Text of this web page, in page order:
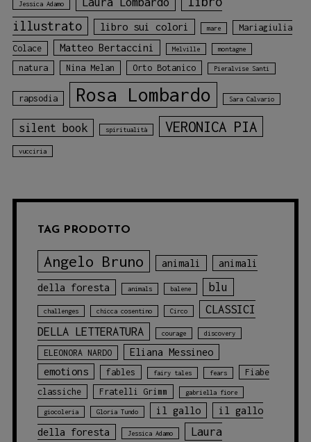
Jessica Adamo
illustrato
libro sui colori mare
Mariagiulia
Colace
Matteo Bertaccini Melville montagne
natura Nina Melan Orto Botanico Pieralvise Santi
rapsodia Rosa Lombardo Sara Calvario
silent book spiritualità VERONICA PIA
vucciria
TAG PRODOTTO
Angelo Bruno animali animali
della foresta animals balene blu
challenges chicca cosentino Circo
CLASSICI
DELLA LETTERATURA
courage discovery
ELEONORA NARDO
Eliana Messineo
emotions
fables fairy tales fears
Fiabe
classiche
Fratelli Grimm gabriella fiore
giocoleria Gloria Tundo il gallo
il gallo
della foresta
Jessica Adamo
Laura